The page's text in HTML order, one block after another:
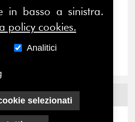
dopo la
cecità”: la...
Facebook
in basso a sinistra.
policy cookies.
Analitici
selezionati